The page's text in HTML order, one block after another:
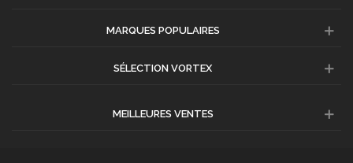
MARQUES POPULAIRES
SÉLECTION VORTEX
MEILLEURES VENTES